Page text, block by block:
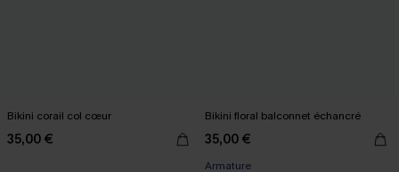
Bikini corail col cœur
35,00 €
Bikini floral balconnet échancré
35,00 €
Armature